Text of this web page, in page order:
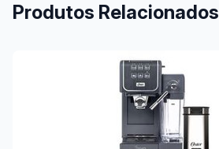
Produtos Relacionados